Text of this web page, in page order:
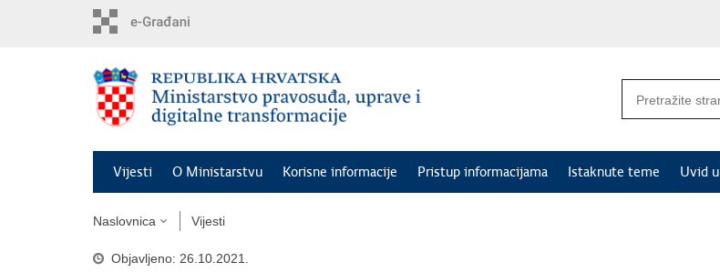
Vijesti O Ministarstvu Korisne informacije Pristup informacijama Istaknute teme Uvid
Naslovnica Vijesti
Objavljeno: 26.10.2021.